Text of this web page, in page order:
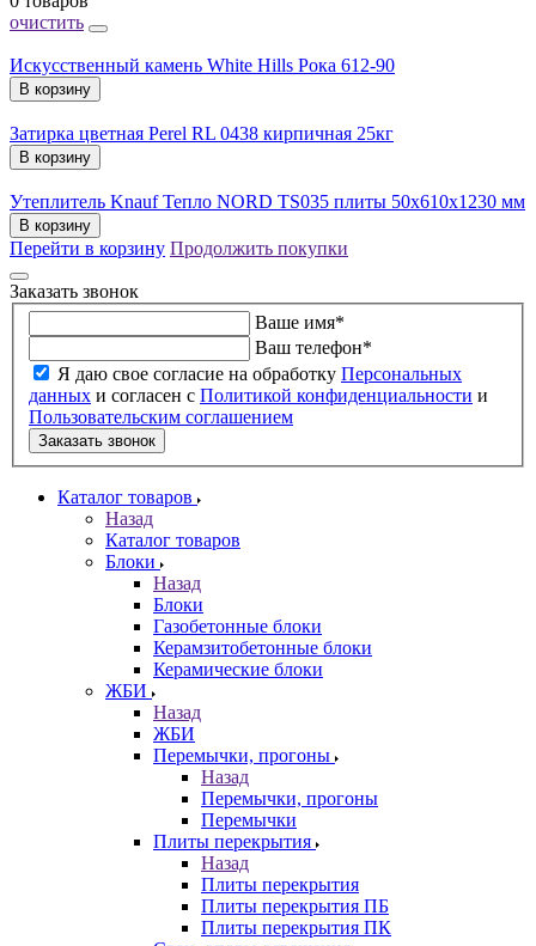
очистить
Искусственный камень White Hills Рока 612-90
В корзину
Затирка цветная Perel RL 0438 кирпичная 25кг
В корзину
Утеплитель Knauf Тепло NORD TS035 плиты 50х610х1230 мм
В корзину
Перейти в корзину Продолжить покупки
Заказать звонок
Ваше имя*
Ваш телефон*
Я даю свое согласие на обработку Персональных
данных и согласен с Политикой конфиденциальности и
Пользовательским соглашением
Заказать звонок
Каталог товаров
Назад
Каталог товаров
Блоки
Назад
Блоки
Газобетонные блоки
Керамзитобетонные блоки
Керамические блоки
ЖБИ
Назад
ЖБИ
Перемычки, прогоны
Назад
Перемычки, прогоны
Перемычки
Плиты перекрытия
Назад
Плиты перекрытия
Плиты перекрытия ПБ
Плиты перекрытия ПК